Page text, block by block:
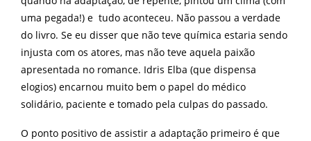
uma pegada!) e tudo aconteceu. Não passou a verdade
do livro. Se eu disser que não teve química estaria sendo
injusta com os atores, mas não teve aquela paixão
apresentada no romance. Idris Elba (que dispensa
elogios) encarnou muito bem o papel do médico
solidário, paciente e tomado pela culpas do passado.
O ponto positivo de assistir a adaptação primeiro é que